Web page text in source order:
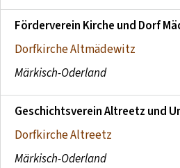
Förderverein Kirche und Dorf
Dorfkirche Altmädewitz
Märkisch-Oderland
Geschichtsverein Altreetz und
Dorfkirche Altreetz
Märkisch-Oderland